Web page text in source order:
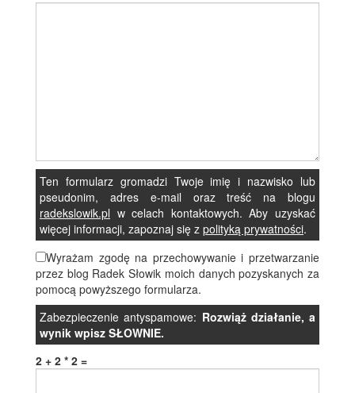
Ten formularz gromadzi Twoje imię i nazwisko lub
pseudonim, adres e-mail oraz treść na blogu
radekslowik.pl w celach kontaktowych. Aby uzyskać
więcej informacji, zapoznaj się z polityką prywatności.
Wyrażam zgodę na przechowywanie i przetwarzanie
przez blog Radek Słowik moich danych pozyskanych za
pomocą powyższego formularza.
Zabezpieczenie antyspamowe: Rozwiąż działanie, a
wynik wpisz SŁOWNIE.
2 + 2 * 2 =